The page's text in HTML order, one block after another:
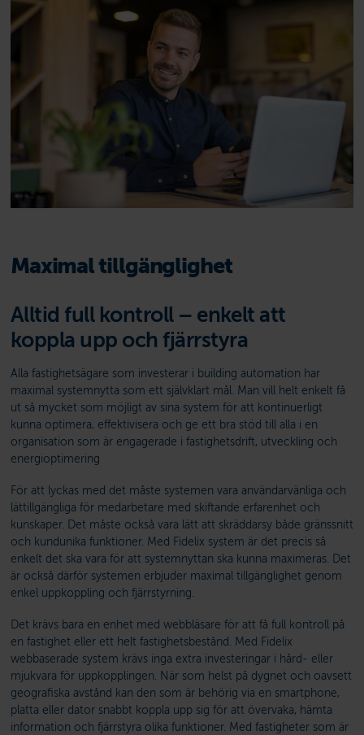
Maximal tillgänglighet
Alltid full kontroll – enkelt att
koppla upp och fjärrstyra
Alla fastighetsägare som investerar i building automation har
maximal systemnytta som ett självklart mål. Man vill helt enkelt få
ut så mycket som möjligt av sina system för att kontinuerligt
kunna optimera, effektivisera och ge ett bra stöd till alla i en
organisation som är engagerade i fastighetsdrift, utveckling och
energioptimering
För att lyckas med det måste systemen vara användarvänliga och
lättillgängliga för medarbetare med skiftande erfarenhet och
kunskaper. Det måste också vara lätt att skräddarsy både gränssnitt
och kundunika funktioner. Med Fidelix system är det precis så
enkelt det ska vara för att systemnyttan ska kunna maximeras. Det
är också därför systemen erbjuder maximal tillgänglighet genom
enkel uppkoppling och fjärrstyrning.
Det krävs bara en enhet med webbläsare för att få full kontroll på
en fastighet eller ett helt fastighetsbestånd. Med Fidelix
webbaserade system krävs inga extra investeringar i hård- eller
mjukvara för uppkopplingen. När som helst på dygnet och oavsett
geografiska avstånd kan den som är behörig via en smartphone,
platta eller dator snabbt koppla upp sig för att övervaka, hämta
information och fjärrstyra olika funktioner. Med fastigheter som är